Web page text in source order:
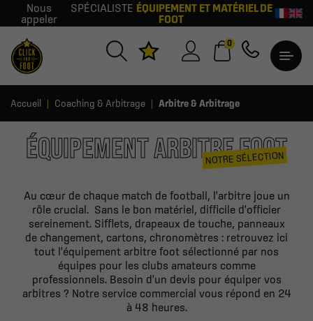
Nous
appeler
SPÉCIALISTE ÉQUIPEMENT ET MATÉRIEL DE
FOOT
0
Accueil Coaching & Arbitrage Arbitre & Arbitrage
ÉQUIPEMENT ARBITRE FOOT
NOTRE SÉLECTION
Au cœur de chaque match de football, l'arbitre joue un
rôle crucial. Sans le bon matériel, difficile d'officier
sereinement. Sifflets, drapeaux de touche, panneaux
de changement, cartons, chronomètres : retrouvez ici
tout l'équipement arbitre foot sélectionné par nos
équipes pour les clubs amateurs comme
professionnels. Besoin d'un devis pour équiper vos
arbitres ? Notre service commercial vous répond en 24
à 48 heures.